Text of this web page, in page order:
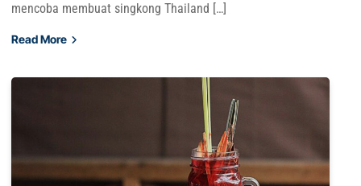
mencoba membuat singkong Thailand […]
Read More